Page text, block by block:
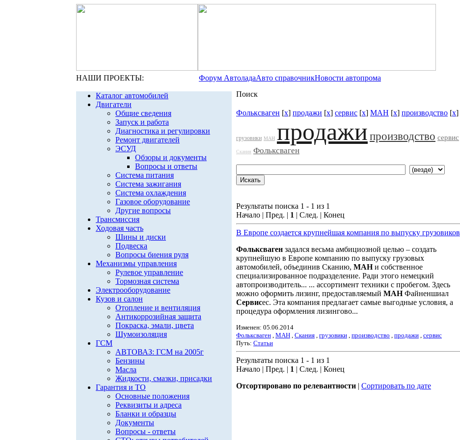
НАШИ ПРОЕКТЫ: Форум АвтоладаАвто справочникНовости автопрома
Каталог автомобилей
Двигатели
Общие сведения
Запуск и работа
Диагностика и регулировки
Ремонт двигателей
ЭСУД
Обзоры и документы
Вопросы и ответы
Система питания
Система зажигания
Система охлаждения
Газовое оборудование
Другие вопросы
Трансмиссия
Ходовая часть
Шины и диски
Подвеска
Вопросы биения руля
Механизмы управления
Рулевое управление
Тормозная система
Электрооборудование
Кузов и салон
Отопление и вентиляция
Антикоррозийная защита
Покраска, эмали, цвета
Шумоизоляция
ГСМ
АВТОВАЗ: ГСМ на 2005г
Бензины
Масла
Жидкости, смазки, присадки
Гарантия и ТО
Основные положения
Реквизиты и адреса
Бланки и образцы
Документы
Вопросы - ответы
Поиск
Фольксваген [x] продажи [x] сервис [x] МАН [x] производство [x]
грузовики МАН продажи производство сервис
Скания Фольксваген
Результаты поиска 1 - 1 из 1
Начало | Пред. | 1 | След. | Конец
В Европе создается крупнейшая компания по выпуску грузовиков
Фольксваген задался весьма амбициозной целью – создать
крупнейшую в Европе компанию по выпуску грузовых
автомобилей, объединив Сканию, МАНи собственное
специализированное подразделение. Ради этого немецкий
автопроизводитель... ... ассортимент техники с пробегом. Здесь
можно оформить лизинг, предоставляемый МАНФайненшиал
Сервисес. Эта компания предлагает самые выгодные условия, а
процедура оформления лизингово...
Изменен: 05.06.2014
Фольксваген , МАН , Скания , грузовики , производство , продажи , сервис
Путь: Статьи
Результаты поиска 1 - 1 из 1
Начало | Пред. | 1 | След. | Конец
Отсортировано по релевантности | Сортировать по дате